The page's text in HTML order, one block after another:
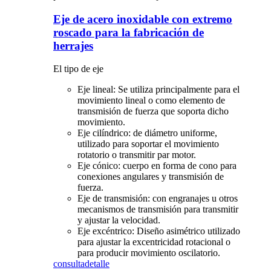
Eje de acero inoxidable con extremo
roscado para la fabricación de
herrajes
El tipo de eje
Eje lineal: Se utiliza principalmente para el
movimiento lineal o como elemento de
transmisión de fuerza que soporta dicho
movimiento.
Eje cilíndrico: de diámetro uniforme,
utilizado para soportar el movimiento
rotatorio o transmitir par motor.
Eje cónico: cuerpo en forma de cono para
conexiones angulares y transmisión de
fuerza.
Eje de transmisión: con engranajes u otros
mecanismos de transmisión para transmitir
y ajustar la velocidad.
Eje excéntrico: Diseño asimétrico utilizado
para ajustar la excentricidad rotacional o
para producir movimiento oscilatorio.
consultadetalle